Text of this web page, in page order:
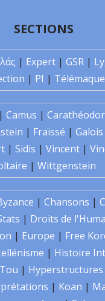
SECTIONS
| Expert| GSR|
| PI |
| Camus |
| Fraïssé | Galois
| Sidis | Vincent |
| Wittgenstein
| Chansons |
| Droits de
| Europe | Free
| Histoire
| Hyperstructures
| Koan |